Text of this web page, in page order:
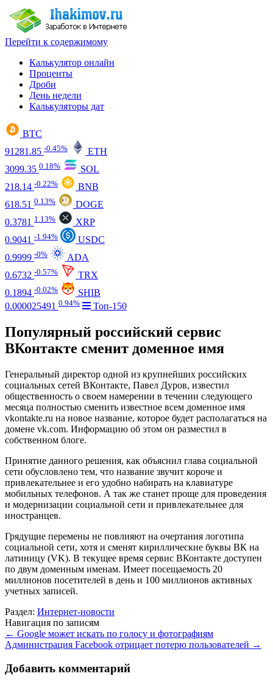
Перейти к содержимому
Калькулятор онлайн
Проценты
Дроби
День недели
Калькуляторы дат
BTC
91281.85 -0.45%
ETH
3099.35 0.18%
SOL
218.14 -0.22%
BNB
618.51 0.13%
DOGE
0.3781 1.13%
XRP
0.9041 -1.94%
USDC
0.9999 -0%
ADA
0.6732 -0.57%
TRX
0.1894 -0.02%
SHIB
0.000025491 0.94% Топ-150
Популярный российский сервис
ВКонтакте сменит доменное имя
Генеральный директор одной из крупнейших российских
социальных сетей ВКонтакте, Павел Дуров, известил
общественность о своем намерении в течении следующего
месяца полностью сменить известное всем доменное имя
vkontakte.ru на новое название, которое будет располагаться на
домене vk.com. Информацию об этом он разместил в
собственном блоге.
Принятие данного решения, как объяснил глава социальной
сети обусловлено тем, что название звучит короче и
привлекательнее и его удобно набирать на клавиатуре
мобильных телефонов. А так же станет проще для проведения
и модернизации социальной сети и привлекательнее для
иностранцев.
Грядущие перемены не повлияют на очертания логотипа
социальной сети, хотя и сменят кириллические буквы ВК на
латиницу (VK). В текущее время сервис ВКонтакте доступен
по двум доменным именам. Имеет посещаемость 20
миллионов посетителей в день и 100 миллионов активных
учетных записей.
Раздел: Интернет-новости
Навигация по записям
← Google может искать по голосу и фотографиям
Администрация Facebook отрицает потерю пользователей →
Добавить комментарий